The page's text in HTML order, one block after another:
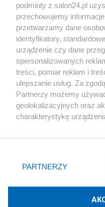
Społeczeństwo
Kultura
X Facebook
podmioty z salon24.pl
przechowujemy
przetwarzamy dane
identyfikatory,
urządzenie czy dane
spersonalizowanych
treści, pomiar reklam i
ulepszanie usług. Za
Partnerzy możemy
geolokalizacyjnych oraz
charakterystykę
zmienić/wycofać klikając
znajdujący się w lewym
rodzaje przetwarzania
użytkownika, ale masz
PARTNERZY